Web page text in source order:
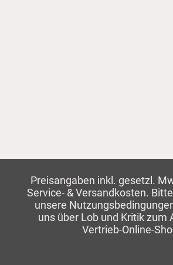
Preisangaben inkl. gesetzl.
Service- & Versandkosten.
unsere
uns über Lob und Kritik zum
Vertrieb-Online-